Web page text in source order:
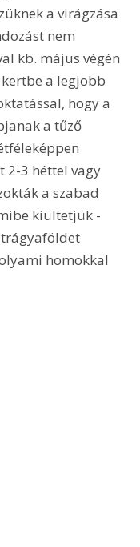
a virágzása
nem
kb. május végén
a legjobb
hogy a
a tűző
2-3 héttel vagy
a szabad
kiültetjük -
trágyaföldet
homokkal